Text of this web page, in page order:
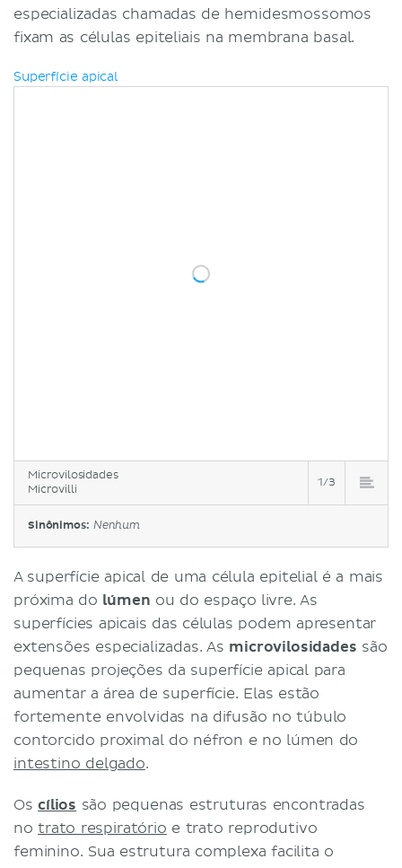
especializadas chamadas de hemidesmossomos
fixam as células epiteliais na membrana basal.
Superfície apical
Microvilosidades
Microvilli
1/3
Sinônimos: Nenhum
A superfície apical de uma célula epitelial é a mais
próxima do lúmen ou do espaço livre. As
superfícies apicais das células podem apresentar
extensões especializadas. As microvilosidades são
pequenas projeções da superfície apical para
aumentar a área de superfície. Elas estão
fortemente envolvidas na difusão no túbulo
contorcido proximal do néfron e no lúmen do
intestino delgado.
Oscílios são pequenas estruturas encontradas
notrato respiratório e trato reprodutivo
feminino. Sua estrutura complexa facilita o